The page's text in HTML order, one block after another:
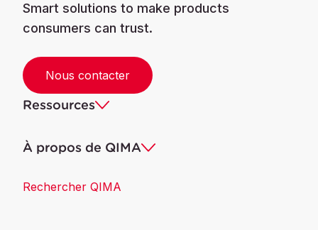
Smart solutions to make products
consumers can trust.
Nous contacter
Ressources
À propos de QIMA
Rechercher QIMA